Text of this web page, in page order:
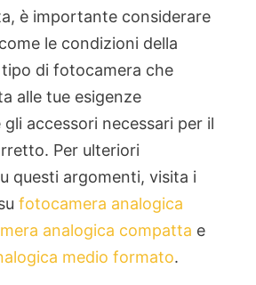
è importante considerare
le condizioni della
di fotocamera che
alle tue esigenze
accessori necessari per il
Per ulteriori
questi argomenti, visita i
fotocamera analogica
analogica compatta e
medio formato.